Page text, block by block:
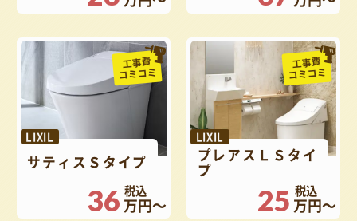
LIXIL
サティスＳタイプ
工事費
コミコミ
36 万円～
LIXIL
プレアスＬＳタイ
プ
工事費
コミコミ
25 万円～